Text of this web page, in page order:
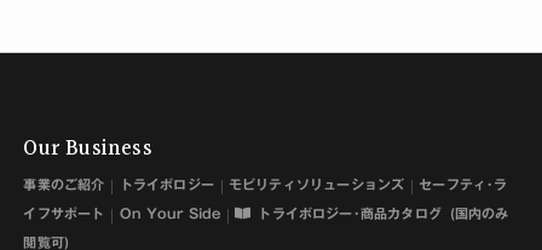
Our Business
事業のご紹介 トライボロジー モビリティソリューションズ セーフティ･ラ
イフサポート On Your Side トライボロジー･商品カタログ (国内のみ
閲覧可)